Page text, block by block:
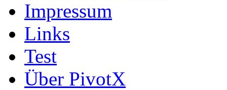
Impressum
Links
Test
Über PivotX